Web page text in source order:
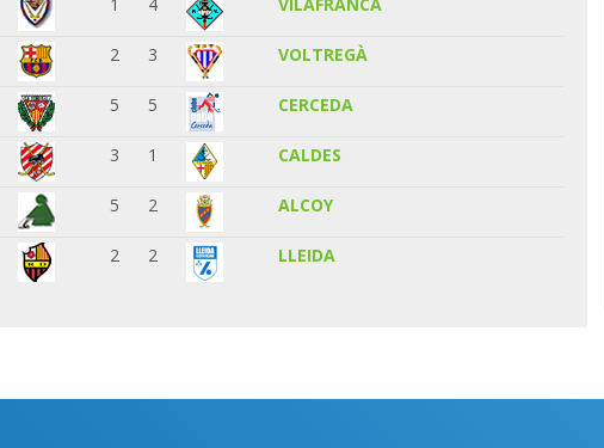
2 3 VOLTREGÀ
5 5 CERCEDA
3 1 CALDES
5 2 ALCOY
2 2 LLEIDA